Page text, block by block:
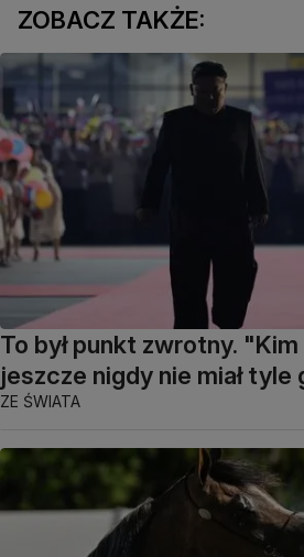
ZOBACZ TAKŻE:
To był punkt zwrotny. "Kim
jeszcze nigdy nie miał
ZE ŚWIATA